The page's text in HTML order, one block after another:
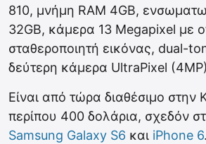
810, μνήμη RAM 4GB,
32GB, κάμερα 13 Μegapixel με
σταθεροποιητή εικόνας, dual-
δεύτερη κάμερα UltraPixel
Είναι από τώρα διαθέσιμο στην
περίπου 400 δολάρια, σχεδόν
Samsung Galaxy S6 και iPhone 6.